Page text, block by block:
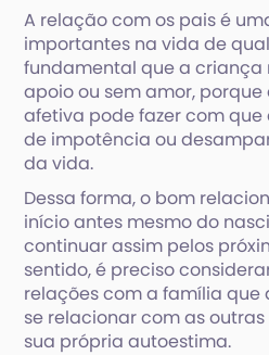
A relação com os pais é
importantes na vida de
fundamental que a criança
apoio ou sem amor,
afetiva pode fazer com
de impotência ou
da vida.
Dessa forma, o bom
início antes mesmo do
continuar assim pelos
sentido, é preciso
relações com a família
se relacionar com as
sua própria autoestima.